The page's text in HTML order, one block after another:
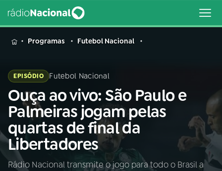
MENU
Buscar
na
Rádio
Nacional
Buscar
AO VIVO
Programas Futebol Nacional
EPISÓDIO Futebol Nacional
Ouça ao vivo: São Paulo e
Palmeiras jogam pelas
quartas de final da
Libertadores
Rádio Nacional transmite o jogo para todo o Brasil a